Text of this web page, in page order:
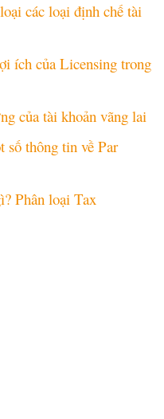
các loại định chế tài
ích của Licensing trong
của tài khoản vãng lai
số thông tin về Par
Phân loại Tax